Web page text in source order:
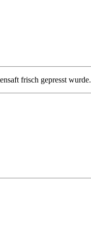
frisch gepresst wurde.